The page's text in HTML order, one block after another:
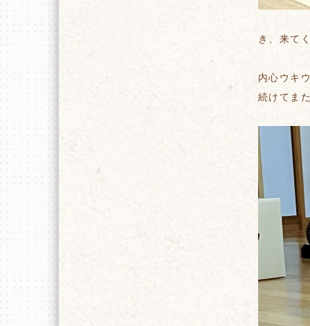
き、来て
内心ウキ
続けてま